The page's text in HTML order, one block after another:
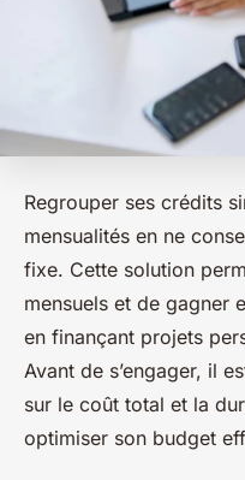
Regrouper ses crédits
mensualités en ne
fixe. Cette solution
mensuels et de gagner
en finançant projets
Avant de s’engager, il
sur le coût total et la
optimiser son budget